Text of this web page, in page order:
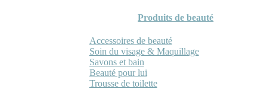
Produits de beauté
Accessoires de beauté
Soin du visage & Maquillage
Savons et bain
Beauté pour lui
Trousse de toilette